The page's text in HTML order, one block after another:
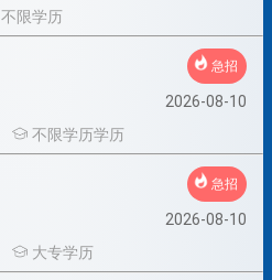
不限学历
急招
2026-08-10
不限学历学历
急招
2026-08-10
大专学历